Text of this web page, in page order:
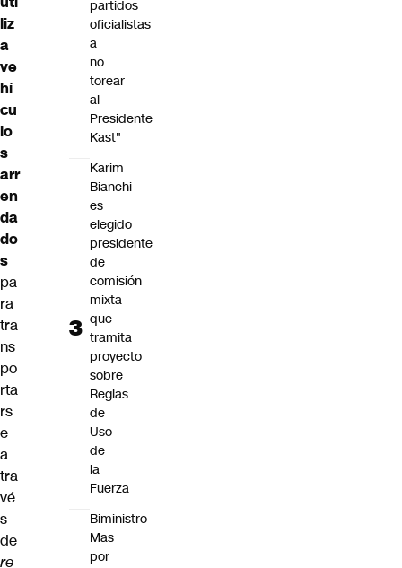
liz
a
ve
hí
cu
lo
s
arr
en
da
do
s
pa
ra
tra
ns
po
rta
rs
e
a
tra
vé
s
de
re
partidos
oficialistas
a
no
torear
al
Presidente
Kast"
Karim
Bianchi
es
elegido
presidente
de
comisión
mixta
que
tramita
proyecto
sobre
Reglas
de
Uso
de
la
Fuerza
Biministro
Mas
por